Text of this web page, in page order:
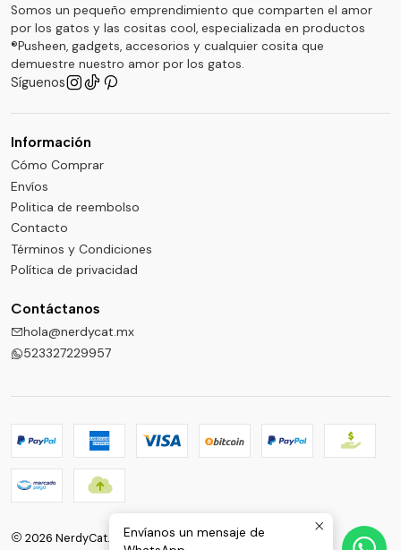
Somos un pequeño emprendimiento que comparten el amor
por los gatos y las cositas cool, especializada en productos
®Pusheen, gadgets, accesorios y cualquier cosita que
demuestre nuestro amor por los gatos.
Síguenos
Información
Cómo Comprar
Envíos
Politica de reembolso
Contacto
Términos y Condiciones
Política de privacidad
Contáctanos
hola@nerdycat.mx
523327229957
2026 NerdyCat.
Envíanos un mensaje de